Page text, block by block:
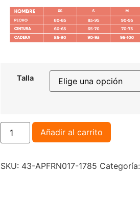
Talla
Añadir al carrito
SKU: 43-APFRN017-1785 Categoría: